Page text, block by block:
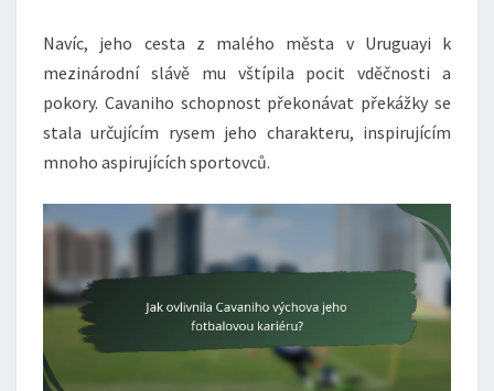
Navíc, jeho cesta z malého města v Uruguayi k
mezinárodní slávě mu vštípila pocit vděčnosti a
pokory. Cavaniho schopnost překonávat překážky se
stala určujícím rysem jeho charakteru, inspirujícím
mnoho aspirujících sportovců.